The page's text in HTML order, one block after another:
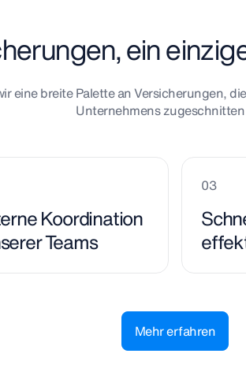
ein
eine breite Palette an Versicherungen,
Unternehmens
Koordination
Teams
03
Mehr erfahren